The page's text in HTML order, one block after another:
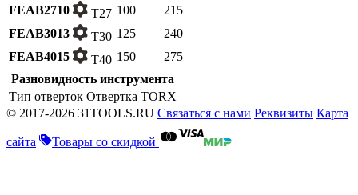
FEAB2710
T27 100
215
FEAB3013
T30 125
240
FEAB4015
T40 150
275
Разновидность инструмента
Тип отверток Отвертка TORX
© 2017-2026 31TOOLS.RU Связаться с нами Реквизиты Карта
сайта Товары со скидкой